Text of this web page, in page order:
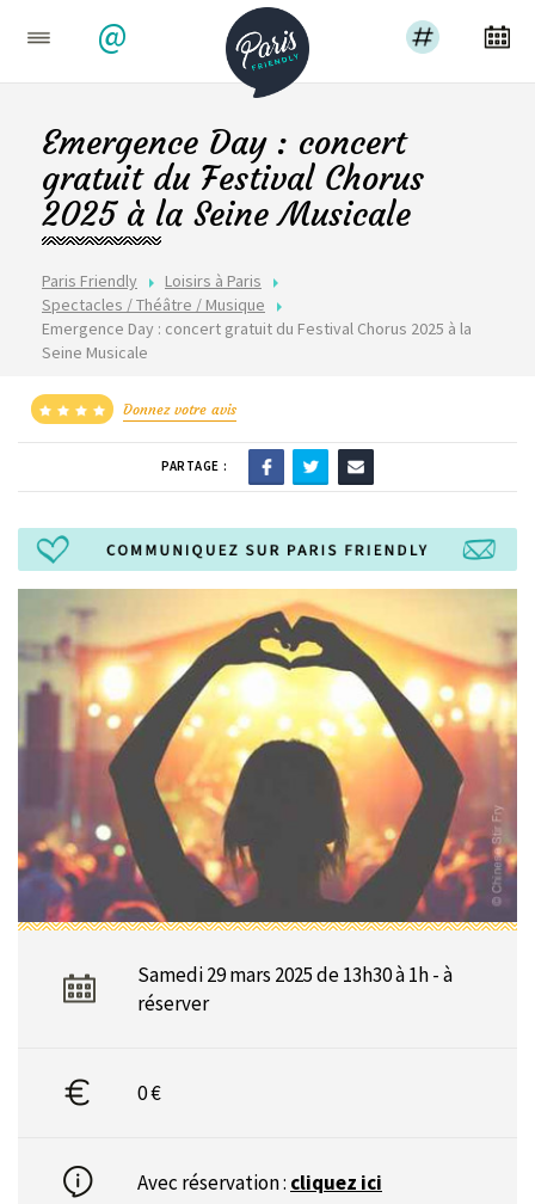
@
Paris Friendly
Loisirs à Paris
Spectacles / Théâtre / Musique
Emergence Day : concert gratuit du Festival Chorus 2025 à la
Seine Musicale
Emergence Day : concert
gratuit du Festival Chorus
2025 à la Seine Musicale
Donnez votre avis
PARTAGE :
Samedi 29 mars 2025 de 13h30 à 1h - à
réserver
0 €
Avec réservation : cliquez ici